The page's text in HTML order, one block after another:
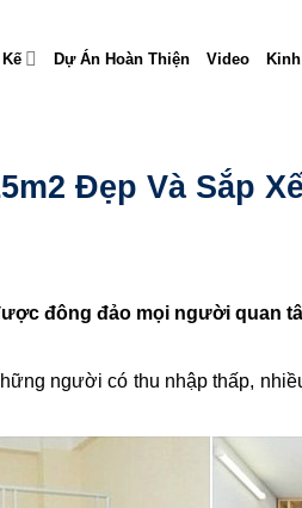
Dự Án Hoàn Thiện Video
Đẹp Và Sắp
đông đảo mọi người quan
người có thu nhập thấp,